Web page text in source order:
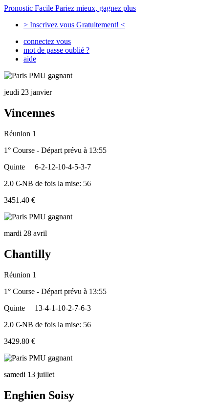
Pronostic Facile Pariez mieux, gagnez plus
> Inscrivez vous Gratuitement! <
connectez vous
mot de passe oublié ?
aide
jeudi 23 janvier
Vincennes
Réunion 1
1° Course - Départ prévu à 13:55
Quinte
6-2-12-10-4-5-3-7
2.0 €-NB de fois la mise: 56
3451.40 €
mardi 28 avril
Chantilly
Réunion 1
1° Course - Départ prévu à 13:55
Quinte
13-4-1-10-2-7-6-3
2.0 €-NB de fois la mise: 56
3429.80 €
samedi 13 juillet
Enghien Soisy